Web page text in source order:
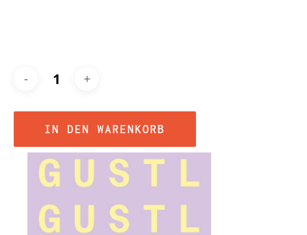
IN DEN WARENKORB